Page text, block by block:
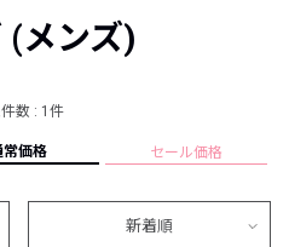
(メンズ)
数 : 1件
常価格 セール価格
新着順